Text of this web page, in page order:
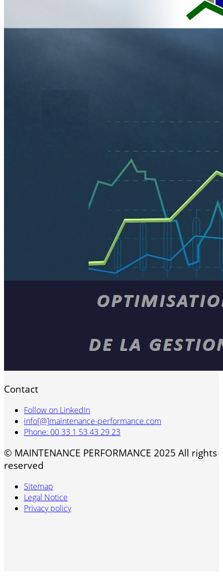
Contact
Follow on LinkedIn
info[@]maintenance-performance.com
Phone: 00 33 1 53 43 29 23
© MAINTENANCE PERFORMANCE 2025 All rights
reserved
Sitemap
Legal Notice
Privacy policy